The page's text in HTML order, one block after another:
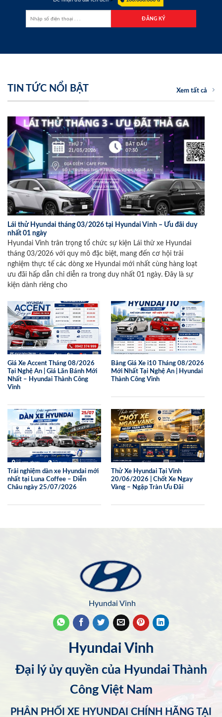
TIN TỨC NỔI BẬT Xem tất cả
Lái thử Hyundai tháng 03/2026 tại Hyundai Vinh – Ưu đãi duy
nhất 01 ngày
Hyundai Vinh trân trọng tổ chức sự kiện Lái thử xe Hyundai
tháng 03/2026 với quy mô đặc biệt, mang đến cơ hội trải
nghiệm thực tế các dòng xe Hyundai mới nhất cùng hàng loạt
ưu đãi hấp dẫn chỉ diễn ra trong duy nhất 01 ngày. Đây là sự
kiện dành riêng cho
Giá Xe Accent Tháng 08/2026
Tại Nghệ An | Giá Lăn Bánh Mới
Nhất – Hyundai Thành Công
Vinh
Bảng Giá Xe i10 Tháng 08/2026
Mới Nhất Tại Nghệ An | Hyundai
Thành Công Vinh
Trải nghiệm dàn xe Hyundai mới
nhất tại Luna Coffee – Diễn
Châu ngày 25/07/2026
Thử Xe Hyundai Tại Vinh
20/06/2026 | Chốt Xe Ngay
Vàng – Ngập Tràn Ưu Đãi
Hyundai Vinh
Hyundai Vinh
Đại lý ủy quyền của Hyundai Thành
Công Việt Nam
PHÂN PHỐI XE HYUNDAI CHÍNH HÃNG TẠI